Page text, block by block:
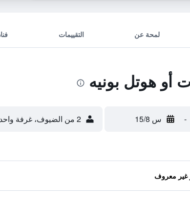
لمحة عن التقييمات
هوتل بونيه
- س 15/8 2 من الضيوف، غرفة واحدة